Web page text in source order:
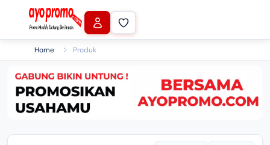
Home Produk